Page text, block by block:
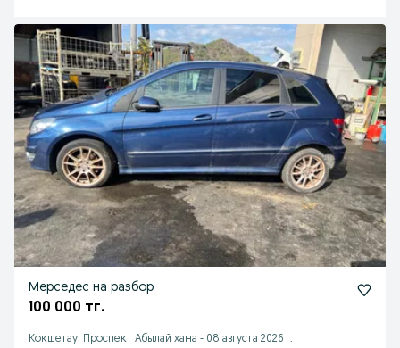
Мерседес на разбор
100 000 тг.
Кокшетау, Проспект Абылай хана - 08 августа 2026 г.